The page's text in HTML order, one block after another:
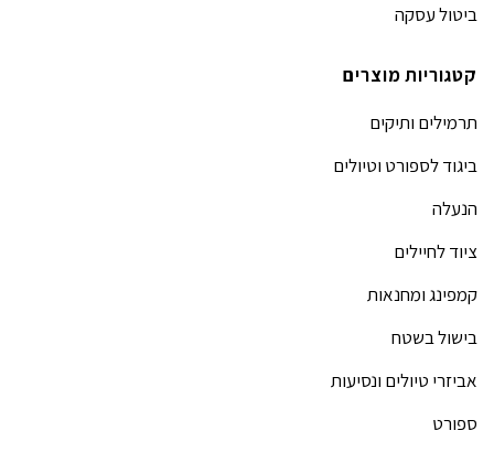
ביטול עסקה
קטגוריות מוצרים
תרמילים ותיקים
ביגוד לספורט וטיולים
הנעלה
ציוד לחיילים
קמפינג ומחנאות
בישול בשטח
אביזרי טיולים ונסיעות
ספורט